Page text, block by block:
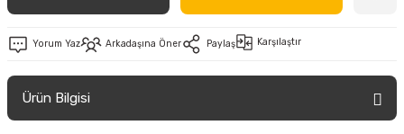
Yorum Yaz Arkadaşına Öner Paylaş Karşılaştır
Ürün Bilgisi